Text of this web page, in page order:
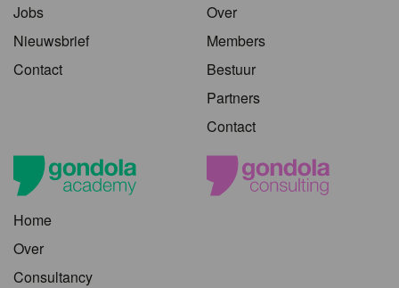
Jobs
Nieuwsbrief
Contact
Over
Members
Bestuur
Partners
Contact
Home
Over
Consultancy